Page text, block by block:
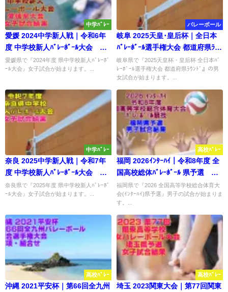
中学ﾊﾞﾚｰ
愛媛 2024中学新人戦｜令和6年
度 中学校新人ﾊﾞﾚｰﾎﾞｰﾙ大会 女
子試合結果
愛媛県で『2024年度 県中学校新人ﾊﾞﾚｰﾎﾞ
ｰﾙ大会』女子試合が始まります。...
バレーボール
岐阜 2025天皇･皇后杯｜全日本
ﾊﾞﾚｰﾎﾞｰﾙ選手権大会 都道府県ﾗｳﾝ
ﾄﾞ 試合結果
岐阜県で『2025天皇杯・皇后杯 全日本ﾊﾞ
ﾚｰﾎﾞｰﾙ選手権大会 都道府県ﾗｳﾝﾄﾞ』の男
女試合が始まります。...
中学ﾊﾞﾚｰ
奈良 2025中学新人戦｜令和7年
度 中学校新人ﾊﾞﾚｰﾎﾞｰﾙ大会 女
子結果
奈良県で『2025年度 県中学校新人ﾊﾞﾚｰﾎﾞ
ｰﾙ大会』女子試合が始まります。...
高校ﾊﾞﾚｰ
福岡 2026ｲﾝﾀｰﾊｲ｜令和8年度 全
国高校総体ﾊﾞﾚｰﾎﾞｰﾙ 県予選 男
子結果
福岡県で『2026 全国高等学校総合体育大
会(ｲﾝﾀｰﾊｲ)県予選』男子の試合が始まりま
す。...
高校ﾊﾞﾚｰ
沖縄 2021平安杯｜第66回全九州
高校ﾊﾞﾚｰ
埼玉 2023関東大会｜第77回関東